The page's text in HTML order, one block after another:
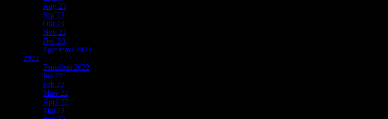
Aug 23
Sep 23
Okt 23
Nov 23
Dec 23
Eget tema 2023
2022
Temalista 2022
Jan 22
Feb 22
Mars 22
April 22
Maj 22